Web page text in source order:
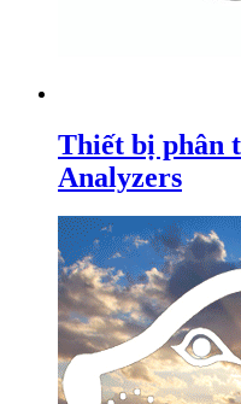
Thiết bị phân
Analyzers